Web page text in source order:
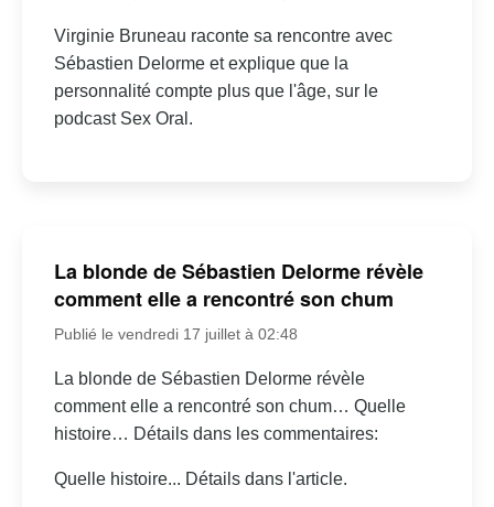
Virginie Bruneau raconte sa rencontre avec
Sébastien Delorme et explique que la
personnalité compte plus que l'âge, sur le
podcast Sex Oral.
La blonde de Sébastien Delorme révèle
comment elle a rencontré son chum
Publié le vendredi 17 juillet à 02:48
La blonde de Sébastien Delorme révèle
comment elle a rencontré son chum… Quelle
histoire… Détails dans les commentaires:
Quelle histoire... Détails dans l'article.